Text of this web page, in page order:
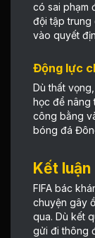
có sai phạm
đội tập trung
vào quyết
Động lực
Dù thất
học để nâng
công bằng
bóng đá
Kết luận
FIFA bác
chuyện gây
qua. Dù kết
gửi đi thông